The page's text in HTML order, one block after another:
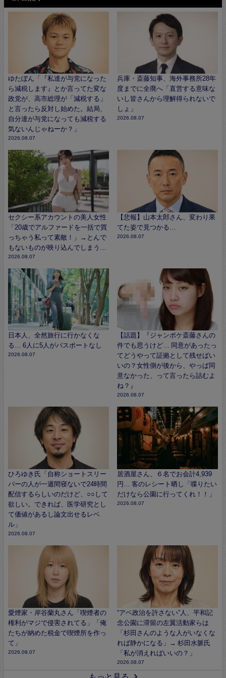
ゆたぼん「『私達が与党になった
ら減税します』とか言ってた変な
政党が、高市総理が「減税する」
と言ったら反対し始めた。結局、
自分達が与党になっても減税する
気ないんじゃねーか？」
2026.08.07
兵庫・斎藤知事、海外事務所28年
度までに全廃へ「直営する意味な
いし皆さんから理解得られないで
しょ」
2026.08.07
セクシー系アカウントの美人女性
「20歳でアルファードを一括で買
っちゃう私って素敵！」→とんで
もないものが映り込んでしまう…
2026.08.07
【悲報】山本太郎さん、変わり果
てた姿で見つかる…
2026.08.07
日本人、全然旅行に行かなくな
る… 6人に5人がパスポートなし
2026.08.07
【話題】『ジャンポケ斎藤さんの
件でも思うけど… 同意があったっ
てどうやって証拠として残せばい
いの？女性側が後から、やっぱ同
意なかった、って言ったら詰むよ
ね？』
2026.08.07
ひろゆき氏「自称ショートスリー
パーの人が一週間寝ないで24時間
配信するらしいのだけど、○○して
欲しい。できれば、医学研究とし
て価値があるし論文出せるレベ
ル」
2026.08.07
居酒屋さん、６名でお会計4,939
円… 客のレシート晒し「喋りたい
だけなら公園に行ってくれ！！」
2026.08.07
愛煙家・岸谷蘭丸さん「喫煙者の
権利がマジで侵害されてる」「俺
たちが納めた税金で喫煙所を作っ
て」
2026.08.07
“アベ政治を許さない”人、平和記
念公園に滞留の左翼活動家らは
「杉田さんのような人がいなくな
れば静かになる」→ 杉田水脈氏
「私が消えればいいの？」
2026.08.07
もっと見る